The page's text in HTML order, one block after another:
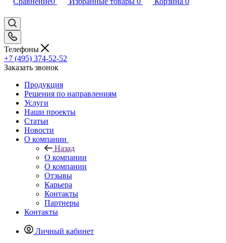
Телефоны
+7 (495) 374-52-52
Заказать звонок
Продукция
Решения по направлениям
Услуги
Наши проекты
Статьи
Новости
О компании
Назад
О компании
О компании
Отзывы
Карьера
Контакты
Партнеры
Контакты
Личный кабинет